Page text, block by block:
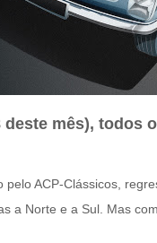
deste mês), todos
ACP-Clássicos,
a Norte e a Sul. Mas